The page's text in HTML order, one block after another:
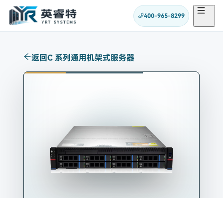
400-965-8299
返回C 系列通用机架式服务器